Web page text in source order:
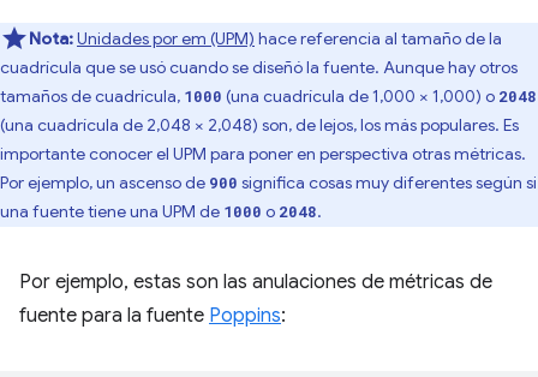
Nota:Unidades por em (UPM) hace referencia al tamaño de la
cuadrícula que se usó cuando se diseñó la fuente. Aunque hay otros
tamaños de cuadrícula, 1000 (una cuadrícula de 1,000 × 1,000) o 2048
(una cuadrícula de 2,048 × 2,048) son, de lejos, los más populares. Es
importante conocer el UPM para poner en perspectiva otras métricas.
Por ejemplo, un ascenso de 900 significa cosas muy diferentes según si
una fuente tiene una UPM de 1000 o 2048.
Por ejemplo, estas son las anulaciones de métricas de
fuente para la fuente Poppins: